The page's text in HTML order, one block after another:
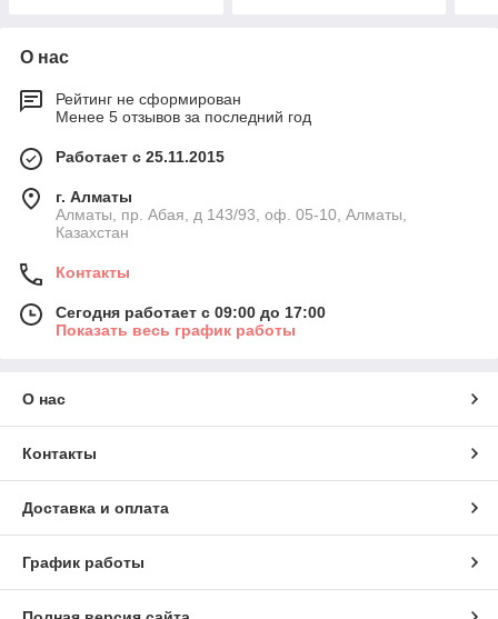
О нас
Рейтинг не сформирован
Менее 5 отзывов за последний год
Работает с 25.11.2015
г. Алматы
Алматы, пр. Абая, д 143/93, оф. 05-10, Алматы,
Казахстан
Контакты
Сегодня работает с 09:00 до 17:00
Показать весь график работы
О нас
Контакты
Доставка и оплата
График работы